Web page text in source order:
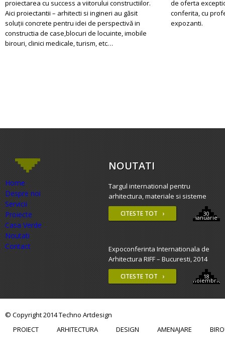
proiectarea cu success a viitorului constructiilor.
Aici proiectantii – arhitecti si ingineri au găsit
soluții concrete pentru idei de perspectivă in
constructia de case,blocuri de locuinte, imobile
birouri, clinici medicale, turism, etc…
de oferta
conferita, cu
expozanti.
Home
Despre noi
Servicii
Proiecte
Casa Verde
Noutati
Contact
NOUTATI
Targul international pentru
arhitectura, materiale si sisteme
constructive – BAU 2015, Munchen
CITESTE TOT › 30
ianuarie
Expoconferinta Internationala de
Arhitectura RIFF – Bucuresti, 2014
CITESTE TOT › 18
noiembrie
© Copyright 2014 Techno Artdesign
PROIECT
ARHITECTURA DESIGN AMENAJARE